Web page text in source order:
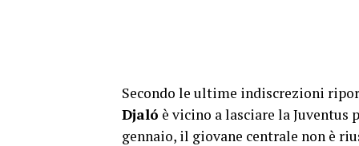
Secondo le ultime indiscrezioni
Djaló è vicino a lasciare la Juventus
gennaio, il giovane centrale non è